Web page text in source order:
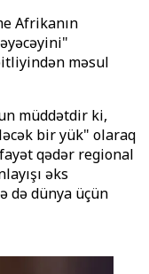
Afrikanın
məsul
müddətdir ki,
bir yük" olaraq
qədər regional
əks
də dünya üçün